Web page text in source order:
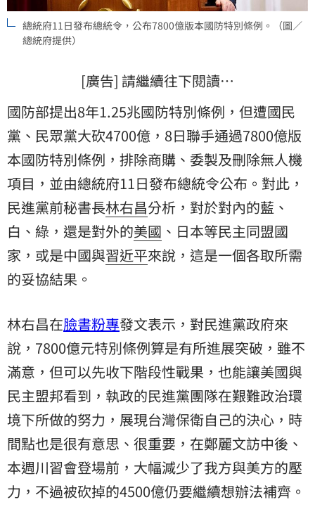
總統府11日發布總統令，公布7800億版本國防特別條例。（圖／
總統府提供）
[廣告] 請繼續往下閱讀…
國防部提出8年1.25兆國防特別條例，但遭國民
黨、民眾黨大砍4700億，8日聯手通過7800億版
本國防特別條例，排除商購、委製及刪除無人機
項目，並由總統府11日發布總統令公布。對此，
民進黨前秘書長林右昌分析，對於對內的藍、
白、綠，還是對外的美國 、日本等民主同盟國
家，或是中國與習近平來說，這是一個各取所需
的妥協結果。
林右昌在臉書粉專發文表示，對民進黨政府來
說，7800億元特別條例算是有所進展突破，雖不
滿意，但可以先收下階段性戰果，也能讓美國與
民主盟邦看到，執政的民進黨團隊在艱難政治環
境下所做的努力，展現台灣保衛自己的決心，時
間點也是很有意思、很重要，在鄭麗文訪中後、
本週川習會登場前，大幅減少了我方與美方的壓
力，不過被砍掉的4500億仍要繼續想辦法補齊。